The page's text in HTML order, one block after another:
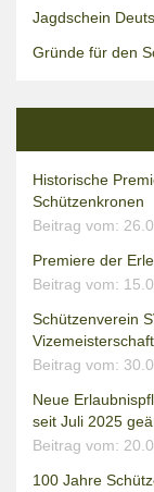
Jagdschein
Gründe für den
Historische
Schützenkronen
Beitrag vom:
Premiere der
Beitrag vom:
Schützenverein
Vizemeisterschaft
Beitrag vom:
Neue
seit Juli 2025
Beitrag vom:
100 Jahre